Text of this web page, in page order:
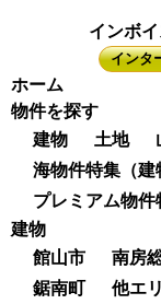
インボ
インタ
ホーム
物件を探す
建物
土地
海物件特集（建
プレミアム物件
建物
館山市
南房
鋸南町
他エ